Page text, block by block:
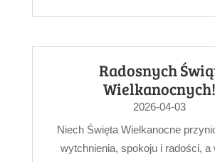
Radosnych
Wielkanocnych!
2026-04-03
Niech Święta Wielkanocne
wytchnienia, spokoju i radości, a